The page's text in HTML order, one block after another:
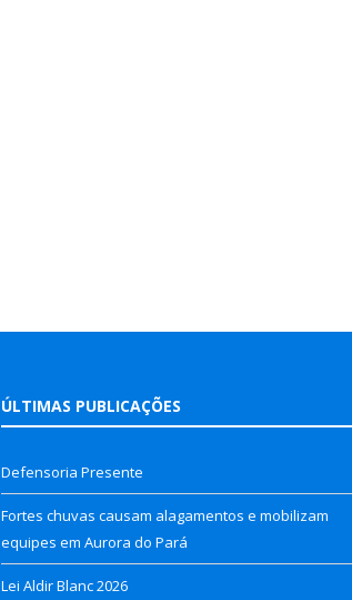
ÚLTIMAS PUBLICAÇÕES
Defensoria Presente
Fortes chuvas causam alagamentos e mobilizam
equipes em Aurora do Pará
Lei Aldir Blanc 2026